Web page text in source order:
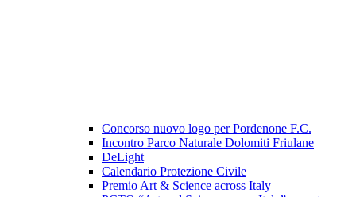
Concorso nuovo logo per Pordenone F.C.
Incontro Parco Naturale Dolomiti Friulane
DeLight
Calendario Protezione Civile
Premio Art & Science across Italy